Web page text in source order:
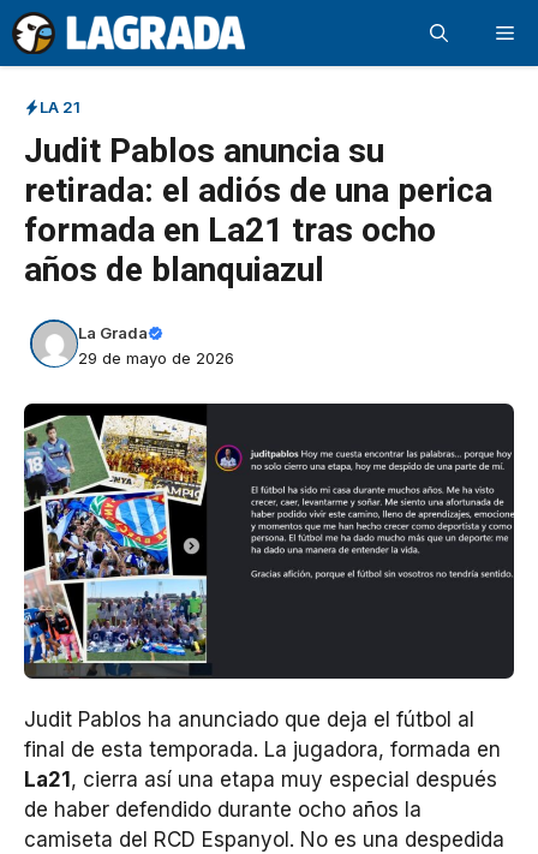
Saltar
al
contenido
LA 21
Judit Pablos anuncia su
retirada: el adiós de una perica
formada en La21 tras ocho
años de blanquiazul
La Grada
29 de mayo de 2026
Judit Pablos ha anunciado que deja el fútbol al
final de esta temporada. La jugadora, formada en
La21 , cierra así una etapa muy especial después
de haber defendido durante ocho años la
camiseta del RCD Espanyol. No es una despedida